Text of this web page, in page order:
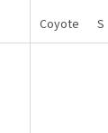
Coyote
S